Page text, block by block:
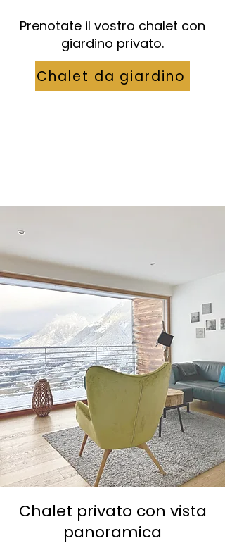
Prenotate il vostro chalet con
giardino privato.
Chalet da giardino
Chalet privato con vista
panoramica